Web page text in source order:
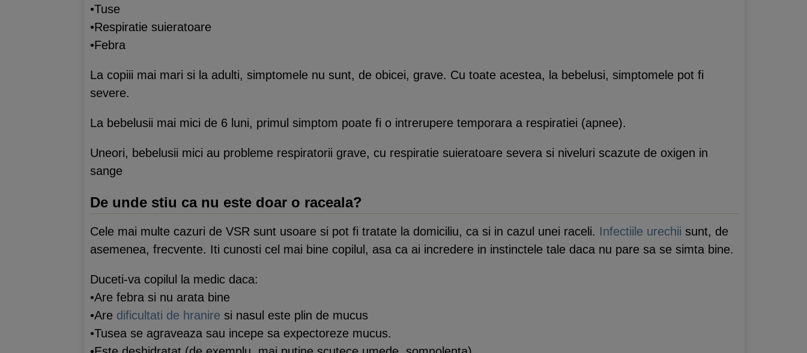
•Tuse
•Respiratie suieratoare
•Febra
La copiii mai mari si la adulti, simptomele nu sunt, de obicei, grave. Cu toate acestea, la bebelusi, simptomele pot fi
severe.
La bebelusii mai mici de 6 luni, primul simptom poate fi o intrerupere temporara a respiratiei (apnee).
Uneori, bebelusii mici au probleme respiratorii grave, cu respiratie suieratoare severa si niveluri scazute de oxigen in
sange
De unde stiu ca nu este doar o raceala?
Cele mai multe cazuri de VSR sunt usoare si pot fi tratate la domiciliu, ca si in cazul unei raceli. Infectiile urechii sunt, de
asemenea, frecvente. Iti cunosti cel mai bine copilul, asa ca ai incredere in instinctele tale daca nu pare sa se simta bine.
Duceti-va copilul la medic daca:
•Are febra si nu arata bine
•Are dificultati de hranire si nasul este plin de mucus
•Tusea se agraveaza sau incepe sa expectoreze mucus.